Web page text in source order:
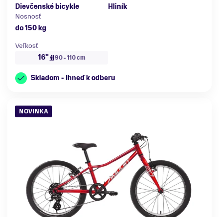
Dievčenské bicykle
Hliník
Nosnosť
do 150 kg
Veľkosť
16"
90 - 110 cm
Skladom - Ihneď k odberu
NOVINKA